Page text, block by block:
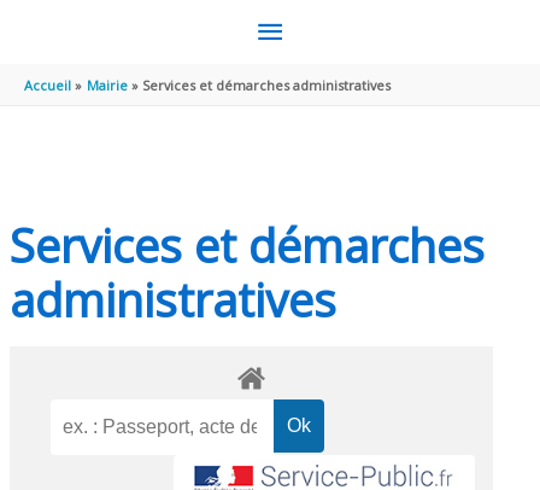
MENU
PRINCIPAL
Accueil Mairie Services et démarches administratives
Services et démarches
administratives